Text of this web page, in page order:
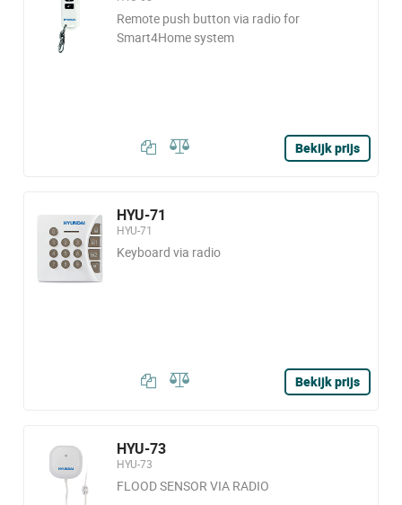
Remote push button via radio for
Smart4Home system
Bekijk prijs
HYU-71
HYU-71
Keyboard via radio
Bekijk prijs
HYU-73
HYU-73
FLOOD SENSOR VIA RADIO